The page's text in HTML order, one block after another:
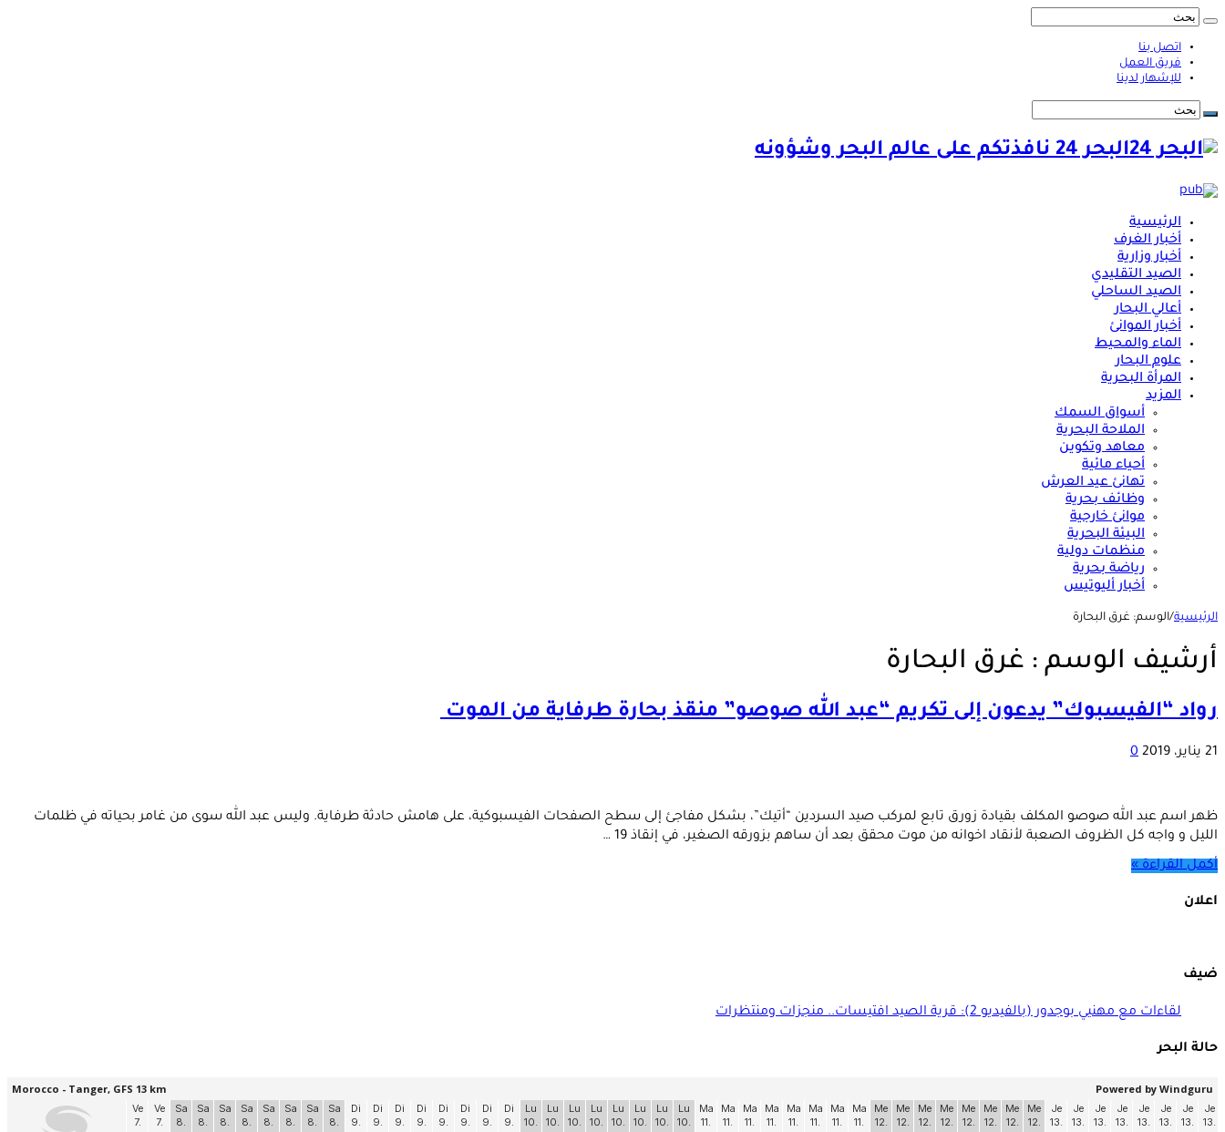
اتصل بنا
فريق العمل
للإشهار لدينا
البحر 24 نافذتكم على عالم البحر وشؤونه
الرئيسية
أخبار الغرف
أخبار وزارية
الصيد التقليدي
الصيد الساحلي
أعالي البحار
أخبار الموانئ
الماء والمحيط
علوم البحار
المرأة البحرية
المزيد
أسواق السمك
الملاحة البحرية
معاهد وتكوين
أحياء مائية
تهانئ عيد العرش
وظائف بحرية
موانئ خارجية
البيئة البحرية
منظمات دولية
رياضة بحرية
أخبار أليوتيس
الرئيسية/الوسم: غرق البحارة
أرشيف الوسم : غرق البحارة
رواد “الفيسبوك” يدعون إلى تكريم “عبد الله صوصو” منقذ بحارة طرفاية من الموت
21 يناير، 2019 0
ظهر اسم عبد الله صوصو المكلف بقيادة زورق تابع لمركب صيد السردين “أتيك”، بشكل مفاجئ إلى سطح الصفحات الفيسبوكية، على هامش حادثة طرفاية. وليس عبد الله سوى من غامر بحياته في ظلمات
الليل و واجه كل الظروف الصعبة لأنقاد اخوانه من موت محقق بعد أن ساهم بزورقه الصغير، في إنقاذ 19 …
أكمل القراءة »
اعلان
ضيف
لقاءات مع مهنيي بوجدور (بالفيديو 2): قرية الصيد افتيسات.. منجزات ومنتظرات
حالة البحر